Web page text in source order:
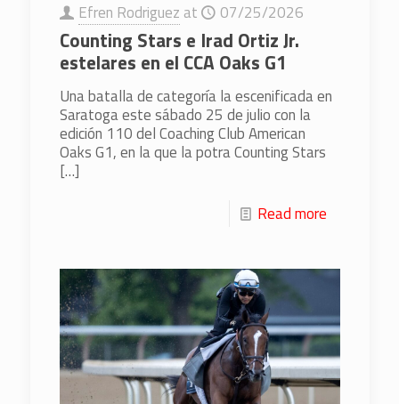
Efren Rodriguez at 07/25/2026
Counting Stars e Irad Ortiz Jr.
estelares en el CCA Oaks G1
Una batalla de categoría la escenificada en
Saratoga este sábado 25 de julio con la
edición 110 del Coaching Club American
Oaks G1, en la que la potra Counting Stars
[…]
Read more